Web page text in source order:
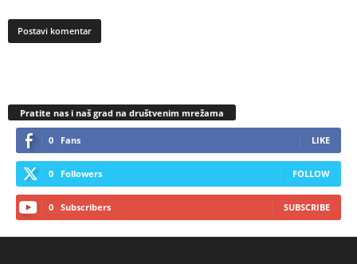
Pratite nas i naš grad na društvenim mrežama
0 Fans LIKE
0 Followers FOLLOW
0 Subscribers SUBSCRIBE